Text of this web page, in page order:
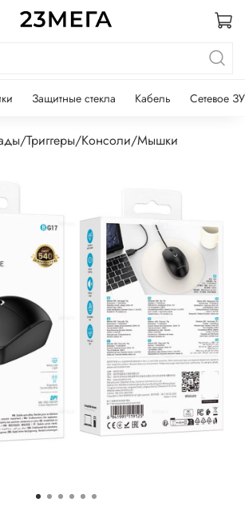
Защитные стекла Кабель Сетевое ЗУ
Триггеры/Консоли/Мышки